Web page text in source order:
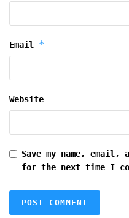
Email *
Website
Save my name,
for the next time I